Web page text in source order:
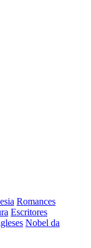
Romances
Escritores
Nobel da